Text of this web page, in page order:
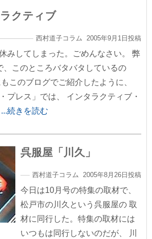
クティブ
西村道子コラム 2005年9月1日投稿
みしてしまった。ごめんなさい。 弊
、このところバタバタしているの
このブログでご紹介したように、
プレス」では、 インタラクティブ・
...続きを読む
呉服屋「川久」
西村道子コラム 2005年8月26日投稿
今日は10月号の特集の取材で、
松戸市の川久という呉服屋の 取
材に同行した。特集の取材には
いつもは同行しないのだが、 川